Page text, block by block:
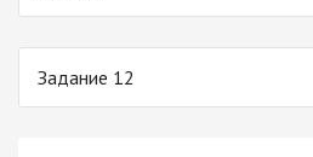
Задание 12